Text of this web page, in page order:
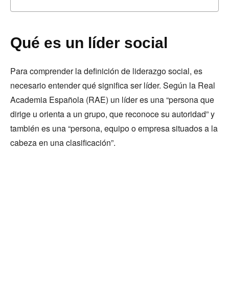
Qué es un líder social
Para comprender la definición de liderazgo social, es
necesario entender qué significa ser líder. Según la Real
Academia Española (RAE) un líder es una “persona que
dirige u orienta a un grupo, que reconoce su autoridad” y
también es una “persona, equipo o empresa situados a la
cabeza en una clasificación”.